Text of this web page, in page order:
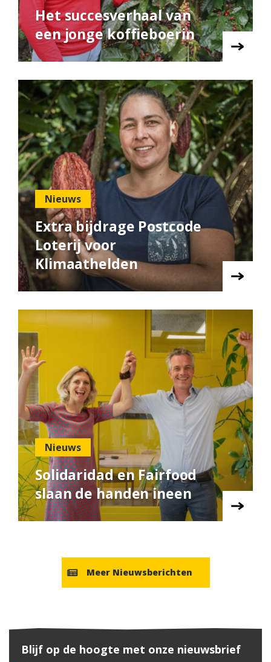
Het succesverhaal van
een jonge koffieboerin
Nieuws
Extra bijdrage Postcode
Loterij voor
Klimaathelden
Nieuws
Solidaridad en Fairfood
slaan de handen ineen
Meer Nieuwsberichten
Blijf op de hoogte met onze nieuwsbrief